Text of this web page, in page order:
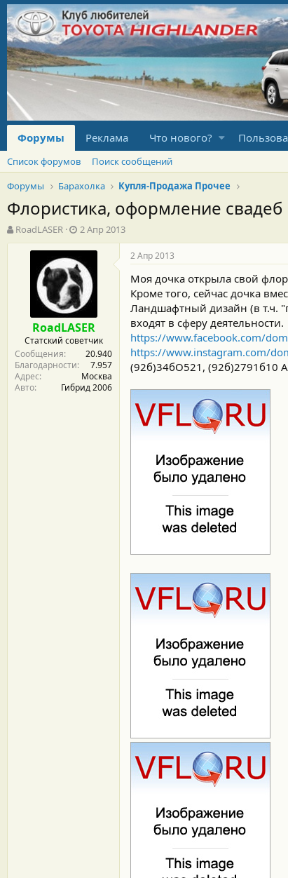
Форумы Реклама Что нового?
Список форумов
Поиск сообщений
Форумы
Барахолка Купля-Продажа Прочее
Флористика, оформление
А
в
RoadLASER
Д
а
т
а
н
а
ч
а
л
а
2 Апр 2013
RoadLASER
Статский советчик
Сообщения
20.940
Благодарности
7.957
Адрес
Москва
Авто
Гибрид 2006
2 Апр 2013
Моя дочка открыла свой
Кроме того, сейчас дочка
Ландшафтный дизайн (в т.ч.
входят в сферу деятельности.
https://www.facebook.com/
https://www.instagram.com/
(92б)34бО521, (92б)2791б10